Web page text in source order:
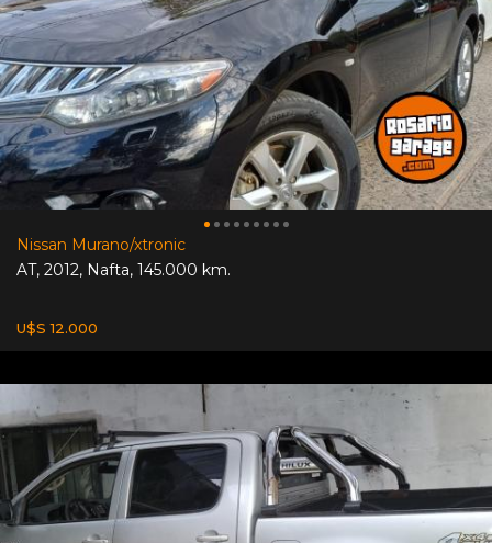
Nissan Murano/xtronic
AT, 2012, Nafta, 145.000 km.
U$S 12.000